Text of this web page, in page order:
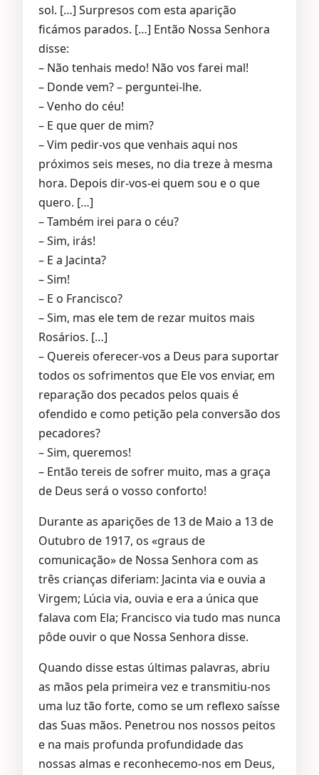
sol. […] Surpresos com esta aparição
ficámos parados. […] Então Nossa Senhora
disse:
– Não tenhais medo! Não vos farei mal!
– Donde vem? – perguntei-lhe.
– Venho do céu!
– E que quer de mim?
– Vim pedir-vos que venhais aqui nos
próximos seis meses, no dia treze à mesma
hora. Depois dir-vos-ei quem sou e o que
quero. […]
– Também irei para o céu?
– Sim, irás!
– E a Jacinta?
– Sim!
– E o Francisco?
– Sim, mas ele tem de rezar muitos mais
Rosários. […]
– Quereis oferecer-vos a Deus para suportar
todos os sofrimentos que Ele vos enviar, em
reparação dos pecados pelos quais é
ofendido e como petição pela conversão dos
pecadores?
– Sim, queremos!
– Então tereis de sofrer muito, mas a graça
de Deus será o vosso conforto!
Durante as aparições de 13 de Maio a 13 de
Outubro de 1917, os «graus de
comunicação» de Nossa Senhora com as
três crianças diferiam: Jacinta via e ouvia a
Virgem; Lúcia via, ouvia e era a única que
falava com Ela; Francisco via tudo mas nunca
pôde ouvir o que Nossa Senhora disse.
Quando disse estas últimas palavras, abriu
as mãos pela primeira vez e transmitiu-nos
uma luz tão forte, como se um reflexo saísse
das Suas mãos. Penetrou nos nossos peitos
e na mais profunda profundidade das
nossas almas e reconhecemo-nos em Deus,